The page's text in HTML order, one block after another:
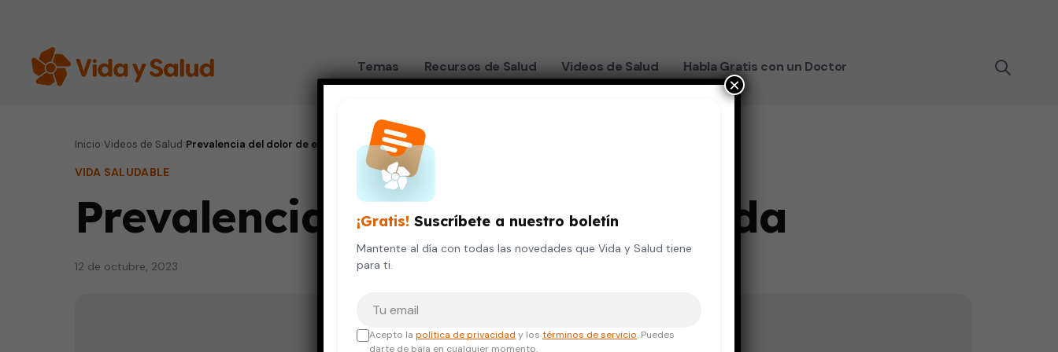
Temas Recursos de Salud Videos de Salud Habla Gratis con un Doctor
Inicio Videos de Salud Prevalencia del dolor de espalda
VIDA SALUDABLE
Prevalencia del dolor de espalda
12 de octubre, 2023
¡Gratis! Suscríbete a nuestro boletín
Mantente al día con todas las novedades que Vida y Salud tiene
para ti.
Acepto lapolítica de privacidad y lostérminos de servicio. Puedes
darte de baja en cualquier momento.
×